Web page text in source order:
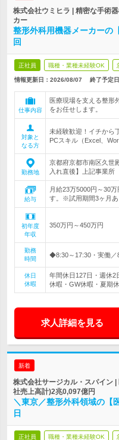
株式会社ウミヒラ | 精密な手術
カー
整形外科用機器メーカー
回
正社員 職種・業種未経験OK
情報更新日：2026/08/07 終了予定日
仕事内容
医療現場を支える整形
をお任せします。
対象と
なる方
未経験歓迎！イチから
PCスキル（Excel、
勤務地
京都府京都市南区久世
入れ直後】上記事業所
給与
月給23万5000円～30
す。※試用期間3ヶ月あ
初年度
年収
350万円～450万円
勤務
時間
◆8:30～17:30・実働／
休日
休暇
年間休日127日・週休2
休暇・GW休暇・夏期
求人詳細を見る
新着
株式会社サージカル・スパイン
社売上高計)2兆0,097億円
＼東京／整形外科領域の【
日
正社員 職種・業種未経験OK